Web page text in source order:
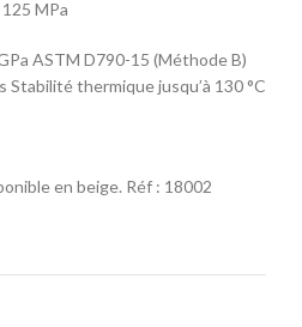
MPa
ASTM D790-15 (Méthode B)
Stabilité thermique jusqu’à 130 °C
en beige. Réf : 18002